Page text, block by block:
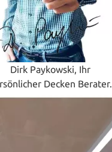
Dirk Paykowski, Ihr
Decken Berater.